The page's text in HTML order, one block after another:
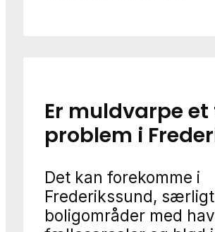
Er muldvarpe
problem i
Det kan forekomme i
Frederikssund,
boligområder med